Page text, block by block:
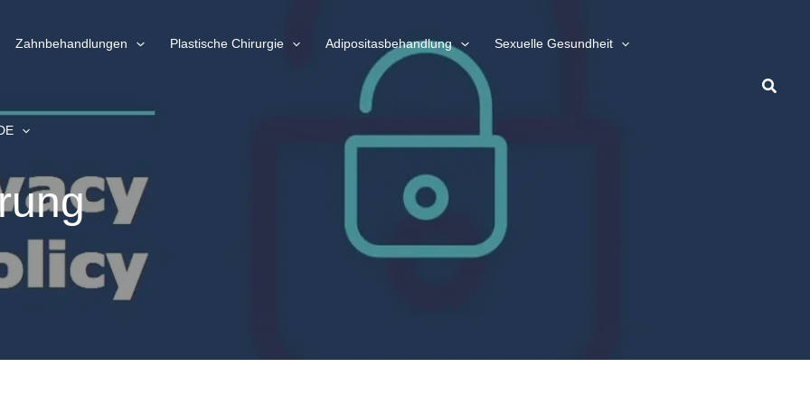
Zahnbehandlungen Plastische Chirurgie Adipositasbehandlung Sexuelle Gesundheit